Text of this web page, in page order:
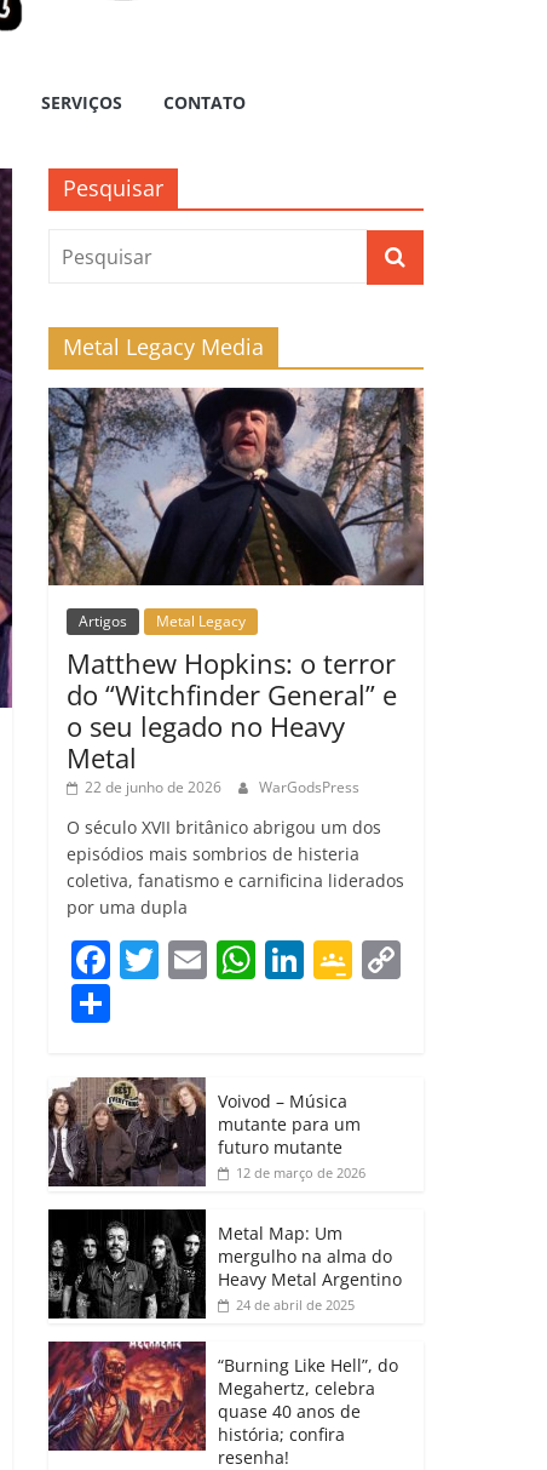
SERVIÇOS CONTATO
Pesquisar
Metal Legacy Media
Artigos Metal Legacy
Matthew Hopkins: o terror
do “Witchfinder General” e
o seu legado no Heavy
Metal
22 de junho de 2026 WarGodsPress
O século XVII britânico abrigou um dos
episódios mais sombrios de histeria
coletiva, fanatismo e carnificina liderados
por uma dupla
F
e
b
o
o
k
T
er
E W
A
p
p
Li
dI
n
G
e
a
ro
o
m
m
p
ar
til
h
ar
Voivod – Música
mutante para um
futuro mutante
12 de março de 2026
Metal Map: Um
mergulho na alma do
Heavy Metal Argentino
24 de abril de 2025
“Burning Like Hell”, do
Megahertz, celebra
quase 40 anos de
história; confira
resenha!